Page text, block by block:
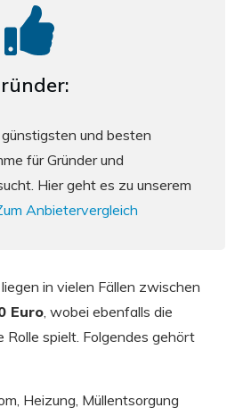
und besten
für Gründer und
Hier geht es zu unserem
Anbietervergleich
liegen in vielen Fällen zwischen
Euro , wobei ebenfalls die
Rolle spielt. Folgendes gehört
Heizung, Müllentsorgung